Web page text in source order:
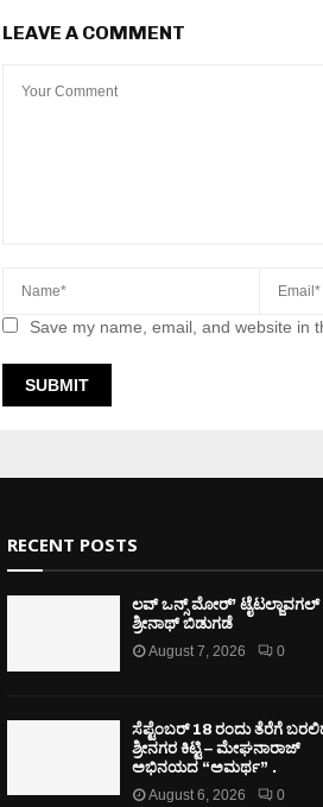
LEAVE A COMMENT
Save my name, email, and website in
RECENT POSTS
ಲವ್ ಒನ್ಸ್ ಮೋರ್’ ಟೈಟಲ್ಜಾವಗಲ್
ಶ್ರೀನಾಥ್ ಬಿಡುಗಡೆ
August 7, 2026 0
ಸೆಪ್ಟೆಂಬರ್ 18 ರಂದು ತೆರೆಗೆ
ಶ್ರೀನಗರ ಕಿಟ್ಟಿ – ಮೇಘನಾರಾಜ್
ಅಭಿನಯದ “ಅಮರ್ಥ” .
August 6, 2026 0